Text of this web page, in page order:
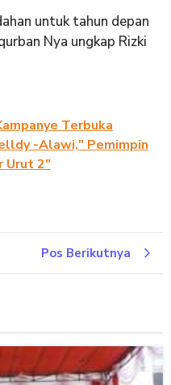
untuk tahun depan
Nya ungkap Rizki
Terbuka
-Alawi," Pemimpin
Urut 2"
Pos Berikutnya